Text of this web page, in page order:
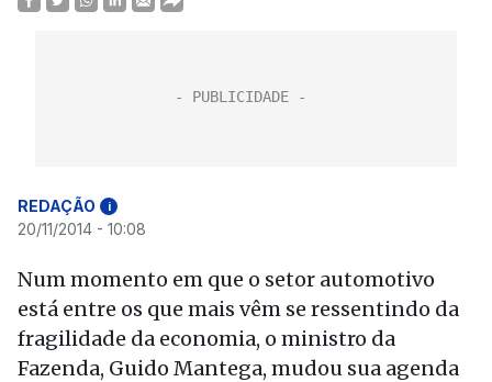
REDAÇÃO i
20/11/2014 - 10:08
Num momento em que o setor automotivo
está entre os que mais vêm se ressentindo da
fragilidade da economia, o ministro da
Fazenda, Guido Mantega, mudou sua agenda